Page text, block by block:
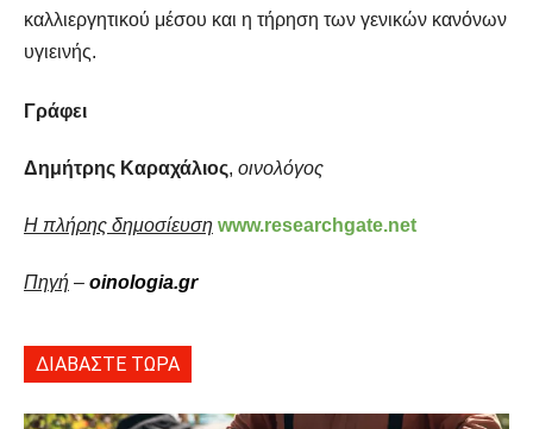
καλλιεργητικού μέσου και η τήρηση των γενικών κανόνων
υγιεινής.
Γράφει
Δημήτρης Καραχάλιος, οινολόγος
Η πλήρης δημοσίευση www.researchgate.net
Πηγή – oinologia.gr
ΔΙΑΒΑΣΤΕ ΤΩΡΑ